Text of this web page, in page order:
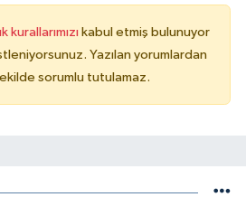
kurallarımızı kabul etmiş bulunuyor
Yazılan yorumlardan
sorumlu tutulamaz.